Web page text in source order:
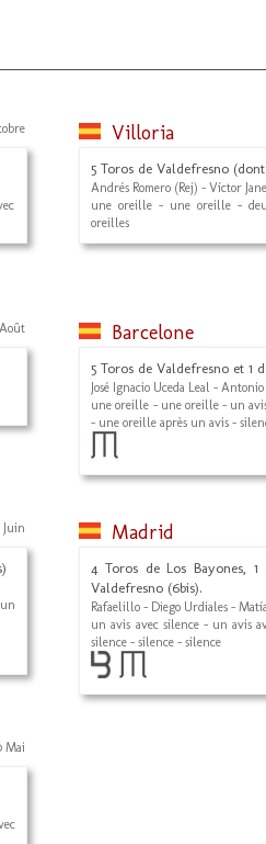
Villoria
5 Toros de Valdefresno
Andrés Romero (Rej) - Víctor
une oreille - une oreille -
oreilles
Barcelone
5 Toros de Valdefresno et 1
José Ignacio Uceda Leal -
une oreille - une oreille - un
- une oreille après un avis -
Juin Madrid
4 Toros de Los Bayones,
Valdefresno (6bis).
Rafaelillo - Diego Urdiales -
un avis avec silence - un avis
silence - silence - silence
Mai